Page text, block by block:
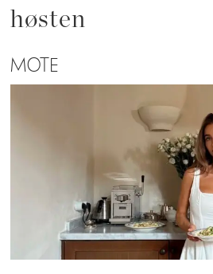
høsten
MOTE